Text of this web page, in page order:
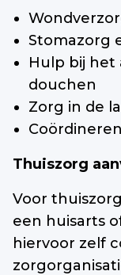
Stomazorg
Hulp bij het
douchen
Zorg in de
Thuiszorg
Voor
een huisarts
hiervoor zelf